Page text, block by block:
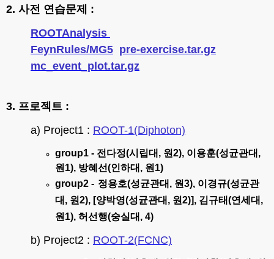
2. 사전 연습문제 :
ROOTAnalysis
FeynRules/MG5 pre-exercise.tar.gz
mc_event_plot.tar.gz
3. 프로젝트 :
a) Project1 : ROOT-1(Diphoton)
group1 - 전다정(시립대, 원2), 이용훈(성균관대,
원1), 방혜선(인하대, 원1)
group2 - 정용호(성균관대, 원3), 이경규(성균관
대, 원2), [양박영(성균관대, 원2)], 김규태(연세대,
원1), 허선행(숭실대, 4)
b) Project2 : ROOT-2(FCNC)